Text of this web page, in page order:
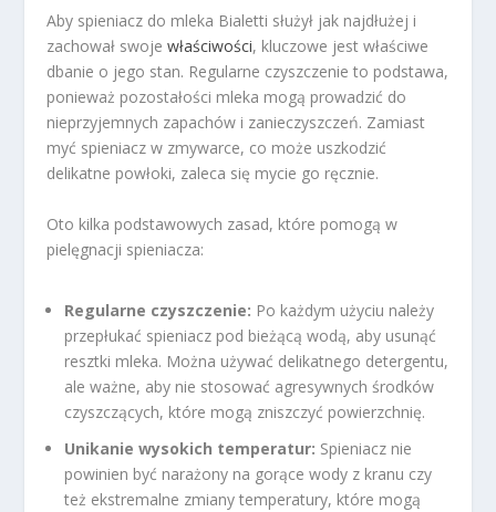
Aby spieniacz do mleka Bialetti służył jak najdłużej i
zachował swojewłaściwości, kluczowe jest właściwe
dbanie o jego stan. Regularne czyszczenie to podstawa,
ponieważ pozostałości mleka mogą prowadzić do
nieprzyjemnych zapachów i zanieczyszczeń. Zamiast
myć spieniacz w zmywarce, co może uszkodzić
delikatne powłoki, zaleca się mycie go ręcznie.
Oto kilka podstawowych zasad, które pomogą w
pielęgnacji spieniacza:
Regularne czyszczenie: Po każdym użyciu należy
przepłukać spieniacz pod bieżącą wodą, aby usunąć
resztki mleka. Można używać delikatnego detergentu,
ale ważne, aby nie stosować agresywnych środków
czyszczących, które mogą zniszczyć powierzchnię.
Unikanie wysokich temperatur: Spieniacz nie
powinien być narażony na gorące wody z kranu czy
też ekstremalne zmiany temperatury, które mogą